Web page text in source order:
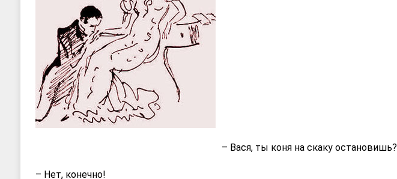
– Вася, ты коня на скаку остановишь?
– Нет, конечно!